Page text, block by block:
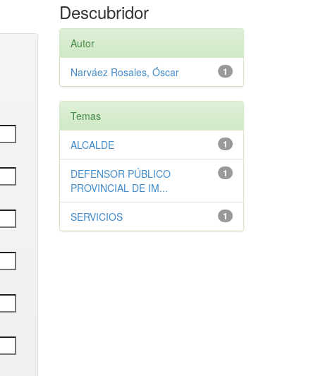
Descubridor
Autor
1
Narváez Rosales, Óscar
Temas
1
ALCALDE
1
DEFENSOR PÚBLICO
PROVINCIAL DE IM...
1
SERVICIOS